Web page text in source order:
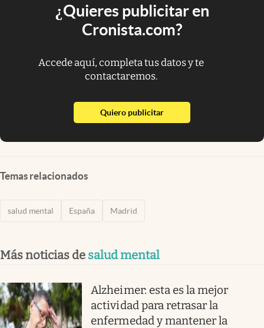
¿Quieres publicitar en
Cronista.com?
Accede aquí, completa tus datos y te
contactaremos.
Quiero publicitarabre en nueva pestaña
Temas relacionados
salud mental España Madrid
Más noticias de salud mental
Alzheimer: esta es la mejor
actividad para retrasar la
enfermedad y mantener la